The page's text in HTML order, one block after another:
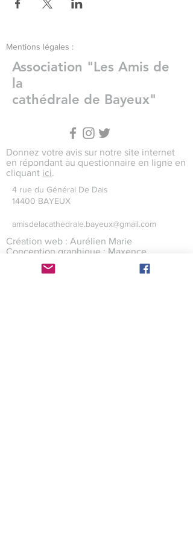
Mentions légales :
Association "Les Amis de
la
cathédrale de Bayeux"
Donnez votre avis sur notre site internet
en répondant au questionnaire en ligne en
cliquant ici.
4 rue du Général De Dais
14400 BAYEUX
amisdelacathedrale.bayeux@gmail.com
Création web : Aurélien Marie
Conception graphique : Maxence
Levaillant
Crédits photographiques : Maxence